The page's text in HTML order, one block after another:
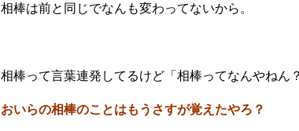
相棒は前と同じでなんも変わってないから。
相棒って言葉連発してるけど「相棒ってなんやねん
おいらの相棒のことはもうさすが覚えたやろ？